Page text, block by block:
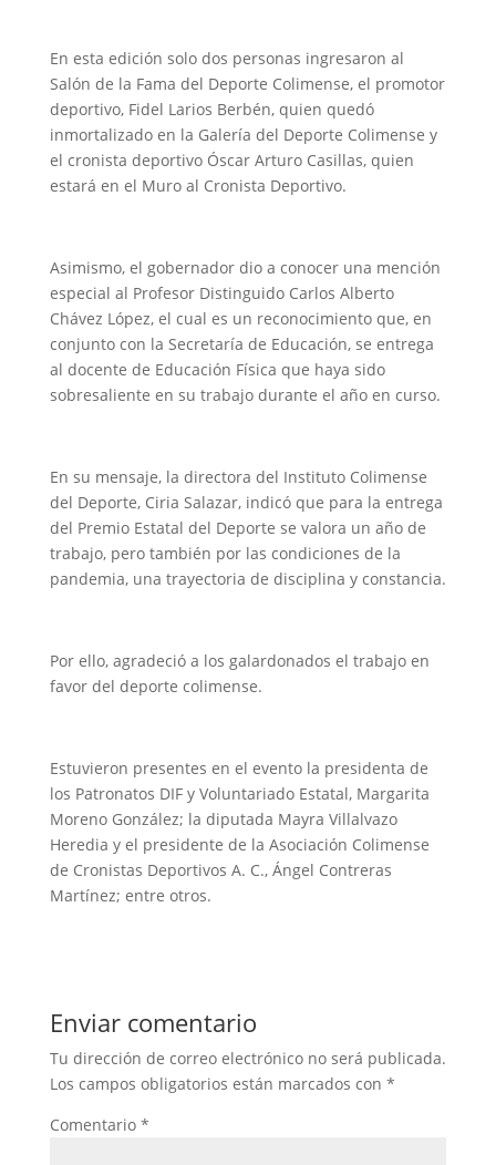
En esta edición solo dos personas ingresaron al
Salón de la Fama del Deporte Colimense, el promotor
deportivo, Fidel Larios Berbén, quien quedó
inmortalizado en la Galería del Deporte Colimense y
el cronista deportivo Óscar Arturo Casillas, quien
estará en el Muro al Cronista Deportivo.
Asimismo, el gobernador dio a conocer una mención
especial al Profesor Distinguido Carlos Alberto
Chávez López, el cual es un reconocimiento que, en
conjunto con la Secretaría de Educación, se entrega
al docente de Educación Física que haya sido
sobresaliente en su trabajo durante el año en curso.
En su mensaje, la directora del Instituto Colimense
del Deporte, Ciria Salazar, indicó que para la entrega
del Premio Estatal del Deporte se valora un año de
trabajo, pero también por las condiciones de la
pandemia, una trayectoria de disciplina y constancia.
Por ello, agradeció a los galardonados el trabajo en
favor del deporte colimense.
Estuvieron presentes en el evento la presidenta de
los Patronatos DIF y Voluntariado Estatal, Margarita
Moreno González; la diputada Mayra Villalvazo
Heredia y el presidente de la Asociación Colimense
de Cronistas Deportivos A. C., Ángel Contreras
Martínez; entre otros.
Enviar comentario
Tu dirección de correo electrónico no será publicada.
Los campos obligatorios están marcados con *
Comentario *